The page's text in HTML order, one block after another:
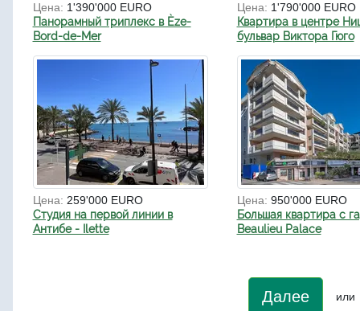
Цена: 1'390'000 EURO
Панорамный триплекс в Èze-
Bord-de-Mer
Цена: 1'790'000 EURO
Квартира в центре
бульвар Виктора Гюго
Цена: 259'000 EURO
Студия на первой линии в
Антибе - Ilette
Цена: 950'000 EURO
Большая квартира с
Beaulieu Palace
Далее или